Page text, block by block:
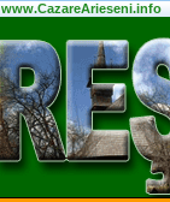
www.CazareArieseni.info